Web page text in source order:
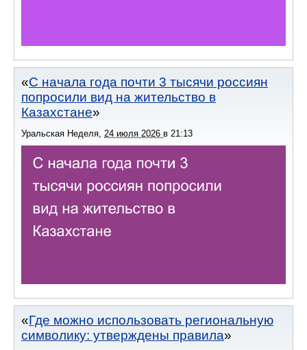
С начала года почти 3 тысячи россиян
попросили вид на жительство в
Казахстане
Уральская Неделя, 24 июля 2026 в 21:13
Где можно использовать региональную
символику: утверждены правила